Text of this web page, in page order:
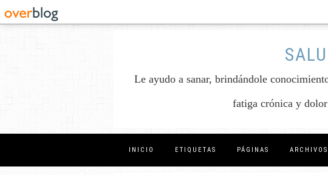
Le ayudo a sanar, brindándole
fatiga crónica y
INICIO ETIQUETAS PÁGINAS ARCHIVOS